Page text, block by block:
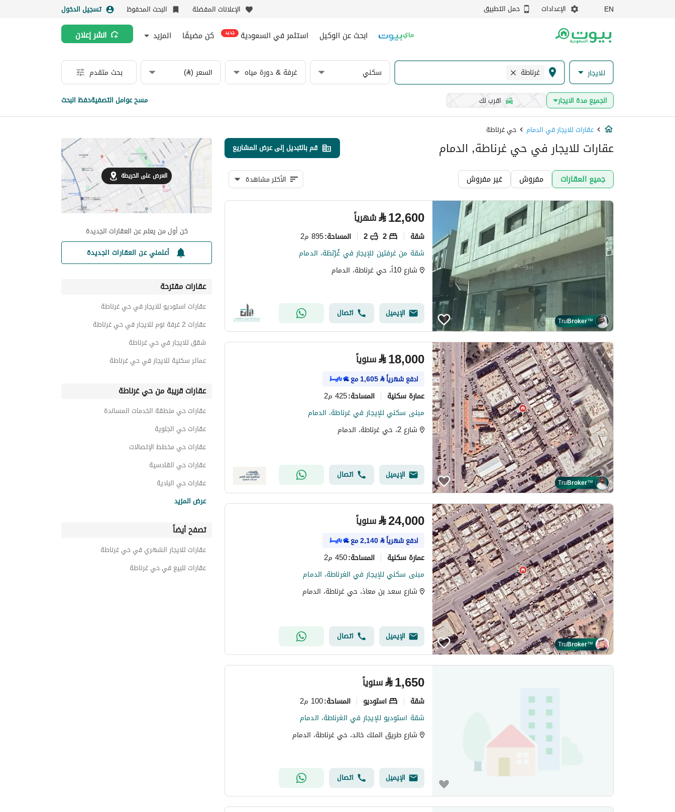
EN الإعدادات حمل التطبيق الإعلانات المفضلة البحث المحفوظ تسجيل الدخول
ابحث عن الوكيل استثمر في السعودية جديد كن مضيفًا المزيد انشر إعلان
للايجار غرناطة سكني غرفة & دورة مياه السعر (⃁) بحث متقدم
الجميع مدة الايجار اقرب لك مسح عوامل التصفيةحفظ البحث
عقارات للايجار في الدمام حي غرناطة
عقارات للايجار في حي غرناطة, الدمام قم بالتبديل إلى عرض المشاريع
جميع العقارات مفروش غير مفروش الأكثر مشاهدة
TruBroker™
⃁12,600 شهرياً
شقة 2
2 المساحة:895 م2
شقة من غرفتين للإيجار في غُرْنَطَة، الدمام
شارع 10أ، حي غرناطة، الدمام
الإيميل اتصال
TruBroker™
⃁18,000 سنوياً
ادفع شهرياً⃁
1,605مع
عمارة سكنية المساحة:425 م2
مبنى سكني للإيجار في غرناطة، الدمام
شارع 2، حي غرناطة، الدمام
الإيميل اتصال
TruBroker™
⃁24,000 سنوياً
ادفع شهرياً⃁
2,140مع
عمارة سكنية المساحة:450 م2
مبنى سكني للإيجار في الغرناطة، الدمام
شارع سعد بن معاذ، حي غرناطة، الدمام
الإيميل اتصال
⃁1,650 سنوياً
شقة استوديو المساحة:100 م2
شقة استوديو للإيجار في الغرناطة، الدمام
شارع طريق الملك خالد، حي غرناطة، الدمام
الإيميل اتصال
العرض على الخريطة
كن أول من يعلم عن العقارات الجديدة
أعلمني عن العقارات الجديدة
عقارات مقترحة
عقارات استوديو للايجار في حي غرناطة
عقارات 2 غرفة نوم للايجار في حي غرناطة
شقق للايجار في حي غرناطة
عمائر سكنية للايجار في حي غرناطة
عقارات قريبة من حي غرناطة
عقارات حي منطقة الخدمات المساندة
عقارات حي الجلوية
عقارات حي مخطط الإتصالات
عقارات حي القادسية
عقارات حي البادية
عقارات حي العنود
عقارات حي القزاز
عقارات حي الخليح
عرض المزيد
تصفح أيضاً
عقارات للايجار الشهري في حي غرناطة
عقارات للبيع في حي غرناطة